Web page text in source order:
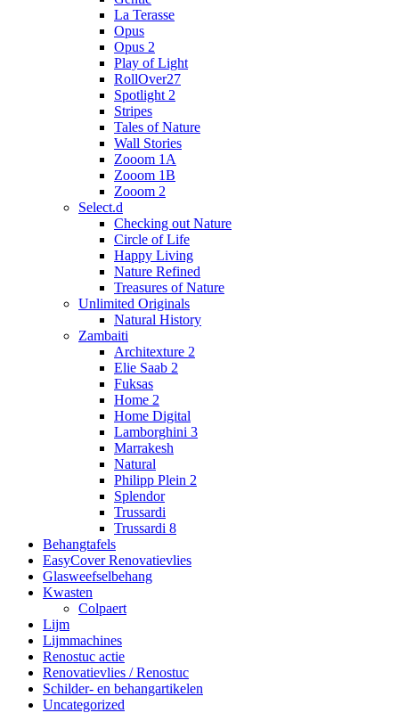
La Terasse
Opus
Opus 2
Play of Light
RollOver27
Spotlight 2
Stripes
Tales of Nature
Wall Stories
Zooom 1A
Zooom 1B
Zooom 2
Select.d
Checking out Nature
Circle of Life
Happy Living
Nature Refined
Treasures of Nature
Unlimited Originals
Natural History
Zambaiti
Architexture 2
Elie Saab 2
Fuksas
Home 2
Home Digital
Lamborghini 3
Marrakesh
Natural
Philipp Plein 2
Splendor
Trussardi
Trussardi 8
Behangtafels
EasyCover Renovatievlies
Glasweefselbehang
Kwasten
Colpaert
Lijm
Lijmmachines
Renostuc actie
Renovatievlies / Renostuc
Schilder- en behangartikelen
Uncategorized